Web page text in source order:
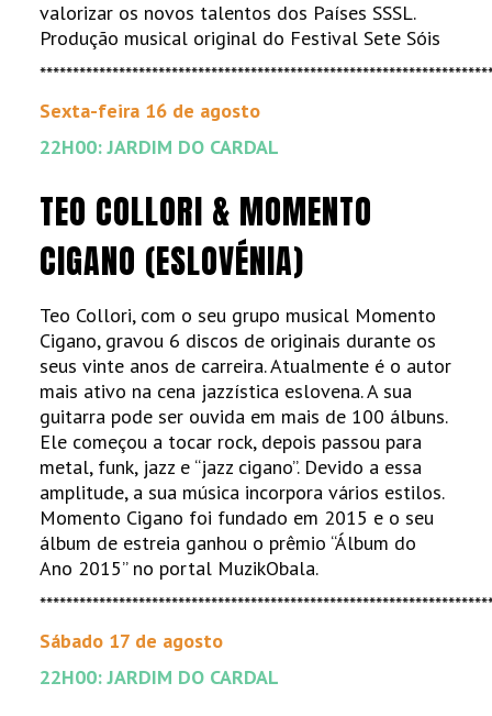
valorizar os novos talentos dos Países SSSL.
Produção musical original do Festival Sete Sóis
Sexta-feira 16 de agosto
22H00: JARDIM DO CARDAL
TEO COLLORI & MOMENTO
CIGANO (ESLOVÉNIA)
Teo Collori, com o seu grupo musical Momento
Cigano, gravou 6 discos de originais durante os
seus vinte anos de carreira. Atualmente é o autor
mais ativo na cena jazzística eslovena. A sua
guitarra pode ser ouvida em mais de 100 álbuns.
Ele começou a tocar rock, depois passou para
metal, funk, jazz e “jazz cigano”. Devido a essa
amplitude, a sua música incorpora vários estilos.
Momento Cigano foi fundado em 2015 e o seu
álbum de estreia ganhou o prêmio “Álbum do
Ano 2015” no portal MuzikObala.
Sábado 17 de agosto
22H00: JARDIM DO CARDAL